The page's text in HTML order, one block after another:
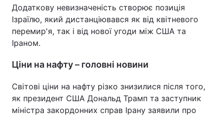
Додаткову невизначеність створює позиція
Ізраїлю, який дистанціювався як від квітневого
перемир'я, так і від нової угоди між США та
Іраном.
Ціни на нафту – головні новини
Світові ціни на нафту різко знизилися після того,
як президент США Дональд Трамп та заступник
міністра закордонних справ Ірану заявили про